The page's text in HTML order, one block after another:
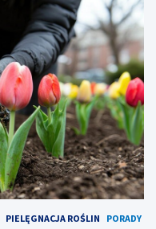
PIELĘGNACJA ROŚLIN PORADY